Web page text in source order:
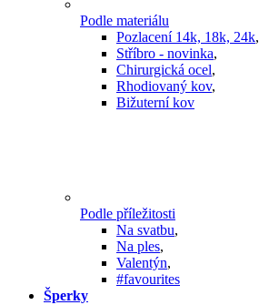
Podle materiálu
Pozlacení 14k, 18k, 24k,
Stříbro - novinka,
Chirurgická ocel,
Rhodiovaný kov,
Bižuterní kov
Podle příležitosti
Na svatbu,
Na ples,
Valentýn,
#favourites
Šperky